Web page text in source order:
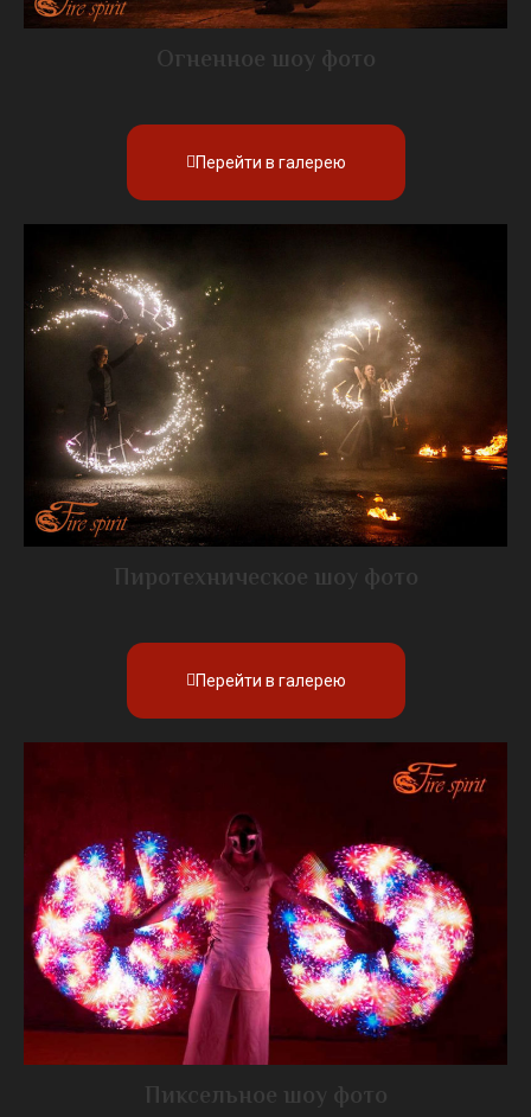
Огненное шоу фото
Перейти в галерею
Пиротехническое шоу фото
Перейти в галерею
Пиксельное шоу фото